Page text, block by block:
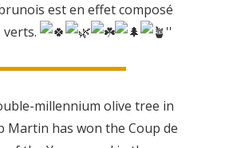
est en effet composé
verts.
''
millennium olive tree in
Martin has won the Coup de